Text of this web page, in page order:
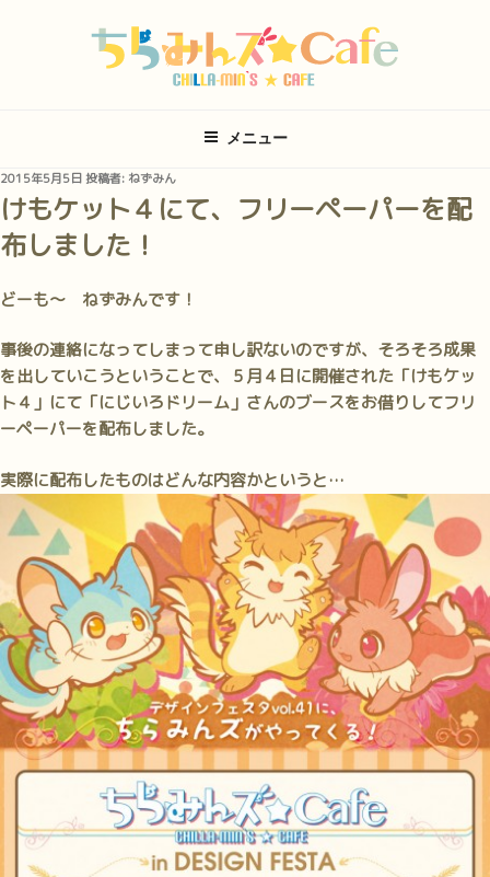
ス
キ
ッ
プ
メニュー
投
稿
日:
2015年5月5日投稿者: ねずみん
けもケット４にて、フリーペーパーを配
布しました！
どーも～ ねずみんです！
事後の連絡になってしまって申し訳ないのですが、そろそろ成果
を出していこうということで、５月４日に開催された「けもケッ
ト４」にて「にじいろドリーム」さんのブースをお借りしてフリ
ーペーパーを配布しました。
実際に配布したものはどんな内容かというと…